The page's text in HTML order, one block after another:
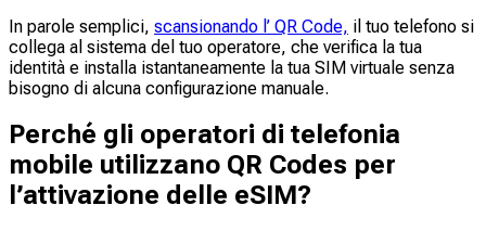
In parole semplici, scansionando l’ QR Code, il tuo telefono si
collega al sistema del tuo operatore, che verifica la tua
identità e installa istantaneamente la tua SIM virtuale senza
bisogno di alcuna configurazione manuale.
Perché gli operatori di telefonia
mobile utilizzano QR Codes per
l’attivazione delle eSIM?